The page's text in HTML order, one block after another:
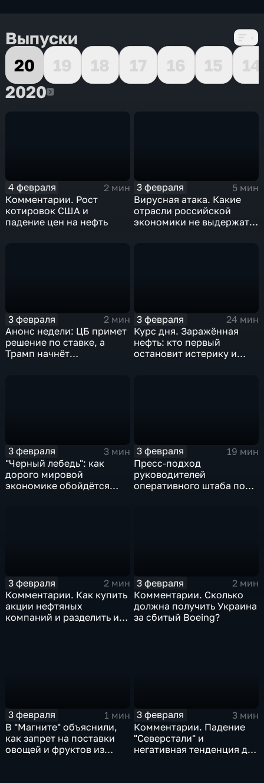
Выпуски
20
19 18 17 16 15
14
20202020
4 февраля
2 мин
Комментарии. Рост
котировок США и
падение цен на нефть
3 февраля
5 мин
Вирусная атака. Какие
отрасли российской
экономики не выдержат
3 февраля
2 мин
Анонс недели: ЦБ примет
решение по ставке, а
Трамп начнёт
3 февраля
24 мин
Курс дня. Заражённая
нефть: кто первый
остановит истерику и
3 февраля
3 мин
"Черный лебедь": как
дорого мировой
экономике обойдётся
3 февраля
19 мин
Пресс-подход
руководителей
оперативного штаба по
3 февраля
2 мин
Комментарии. Как купить
акции нефтяных
компаний и разделить их
3 февраля
2 мин
Комментарии. Сколько
должна получить Украина
за сбитый Boeing?
3 февраля
1 мин
В "Магните" объяснили,
как запрет на поставки
овощей и фруктов из
3 февраля
3 мин
Комментарии. Падение
"Северстали" и
негативная тенденция для